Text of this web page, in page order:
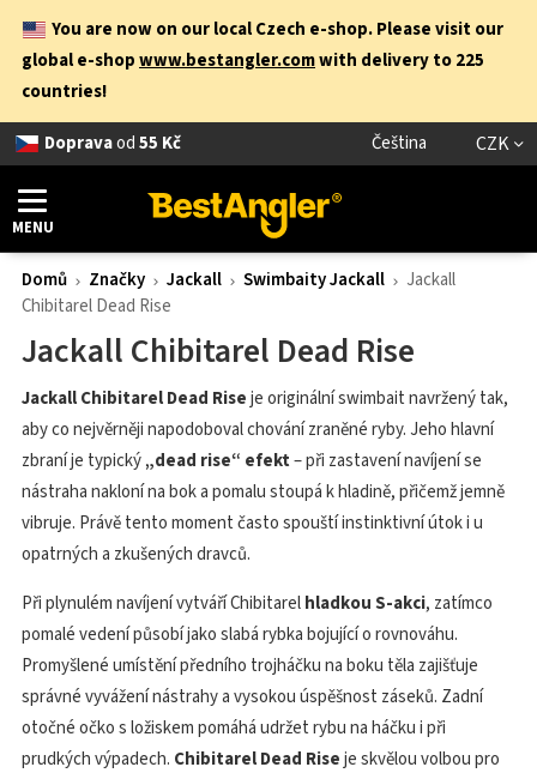
You are now on our local Czech e-shop. Please visit our
global e-shopwww.bestangler.comwith delivery to 225
countries!
Dopravaod55 Kč Čeština CZK
MENU
Domů Značky Jackall Swimbaity Jackall
Jackall
Chibitarel Dead Rise
Jackall Chibitarel Dead Rise
Jackall Chibitarel Dead Riseje originální swimbait navržený tak,
aby co nejvěrněji napodoboval chování zraněné ryby. Jeho hlavní
zbraní je typický„dead rise“ efekt– při zastavení navíjení se
nástraha nakloní na bok a pomalu stoupá k hladině, přičemž jemně
vibruje. Právě tento moment často spouští instinktivní útok i u
opatrných a zkušených dravců.
Při plynulém navíjení vytváří Chibitarelhladkou S-akci, zatímco
pomalé vedení působí jako slabá rybka bojující o rovnováhu.
Promyšlené umístění předního trojháčku na boku těla zajišťuje
správné vyvážení nástrahy a vysokou úspěšnost záseků. Zadní
otočné očko s ložiskem pomáhá udržet rybu na háčku i při
prudkých výpadech. Chibitarel Dead Riseje skvělou volbou pro